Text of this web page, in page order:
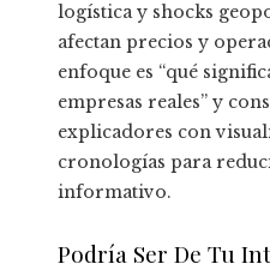
logística y shocks
afectan precios y
enfoque es “qué
empresas reales” y
explicadores con
cronologías para
informativo.
Podría Ser De Tu